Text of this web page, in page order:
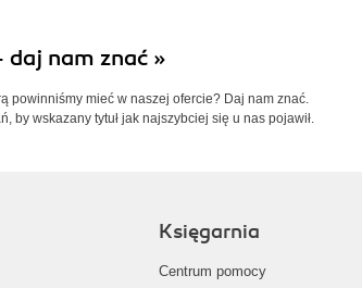
nam znać »
powinniśmy mieć w naszej ofercie? Daj nam znać.
by wskazany tytuł jak najszybciej się u nas pojawił.
Księgarnia
Centrum pomocy